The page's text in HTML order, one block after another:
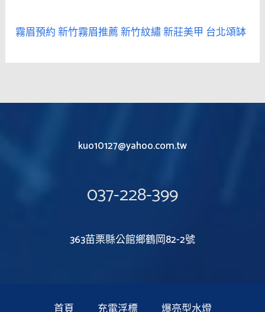
霧眉預約新竹霧眉推薦新竹紋繡新莊美甲 台北頌缽
kuo10127@yahoo.com.tw
037-228-399
363苗栗縣公館鄉鶴岡82-2號